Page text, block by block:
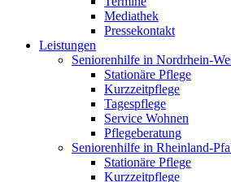
Mediathek
Pressekontakt
Leistungen
Seniorenhilfe in Nordrhein-
Stationäre Pflege
Kurzzeitpflege
Tagespflege
Service Wohnen
Pflegeberatung
Seniorenhilfe in Rheinland-
Stationäre Pflege
Kurzzeitpflege